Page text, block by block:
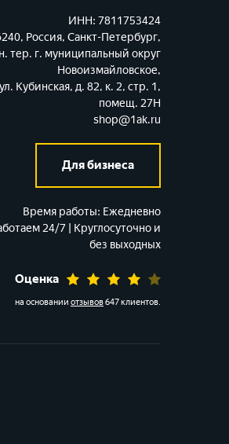
ИНН: 7811753424
Россия, Санкт-Петербург,
тер. г. муниципальный округ
Новоизмайловское,
ул. Кубинская, д. 82, к. 2, стр. 1,
помещ. 27Н
shop@1ak.ru
Для бизнеса
Время работы: Ежедневно
24/7 | Круглосуточно и
без выходных
Оценка
на основании отзывов647 клиентов.